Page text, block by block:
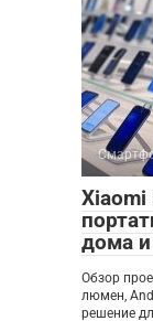
Xiaomi
дома
Обзор
люмен,
решение